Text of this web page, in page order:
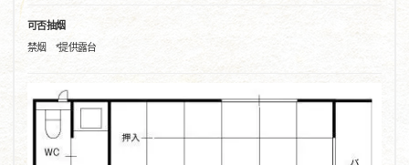
可否抽烟
禁烟 *提供露台